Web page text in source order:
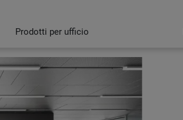
Prodotti per ufficio